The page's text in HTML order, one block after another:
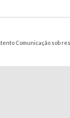
Comunicação sob